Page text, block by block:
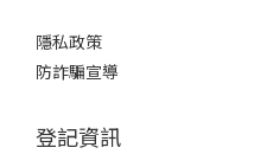
隱私政策
防詐騙宣導
登記資訊